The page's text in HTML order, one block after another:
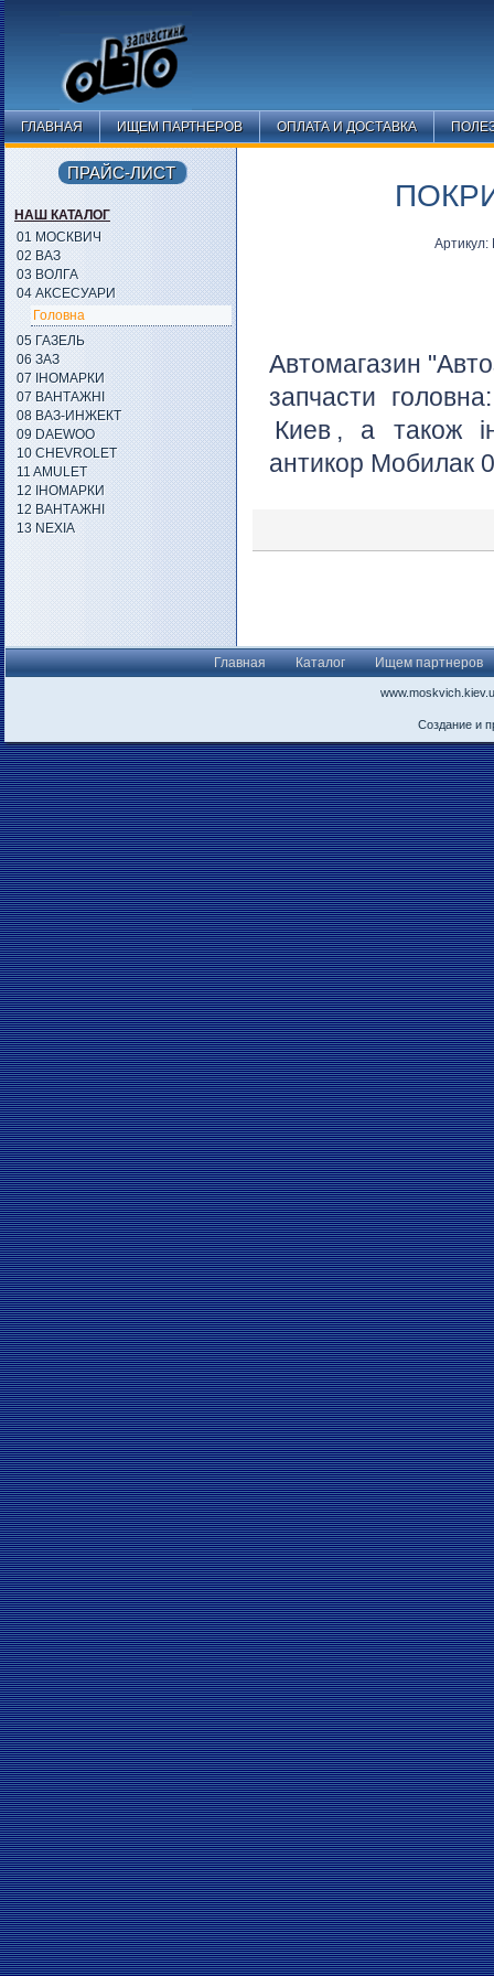
ГЛАВНАЯ ИЩЕМ ПАРТНЕРОВ ОПЛАТА И ДОСТАВКА
Автомагазин
запчасти
Киев , а також
антикор Мобилак
ПРАЙС-ЛИСТ
НАШ КАТАЛОГ
01 МОСКВИЧ
02 ВАЗ
03 ВОЛГА
04 АКСЕСУАРИ
Головна
05 ГАЗЕЛЬ
06 ЗАЗ
07 ІНОМАРКИ
07 ВАНТАЖНІ
08 ВАЗ-ИНЖЕКТ
09 DAEWOO
10 CHEVROLET
11 AMULET
12 ІНОМАРКИ
12 ВАНТАЖНІ
13 NEXIA
Главная Каталог Ищем партнеров
Создание и